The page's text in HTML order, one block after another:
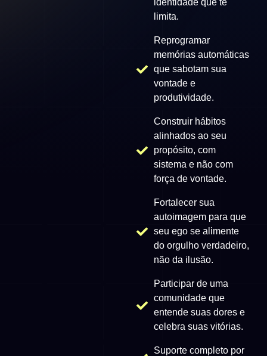
identidade que te
limita.
Reprogramar
memórias automáticas
que sabotam sua
vontade e
produtividade.
Construir hábitos
alinhados ao seu
propósito, com
sistema e não com
força de vontade.
Fortalecer sua
autoimagem para que
seu ego se alimente
do orgulho verdadeiro,
não da ilusão.
Participar de uma
comunidade que
entende suas dores e
celebra suas vitórias.
Suporte completo por